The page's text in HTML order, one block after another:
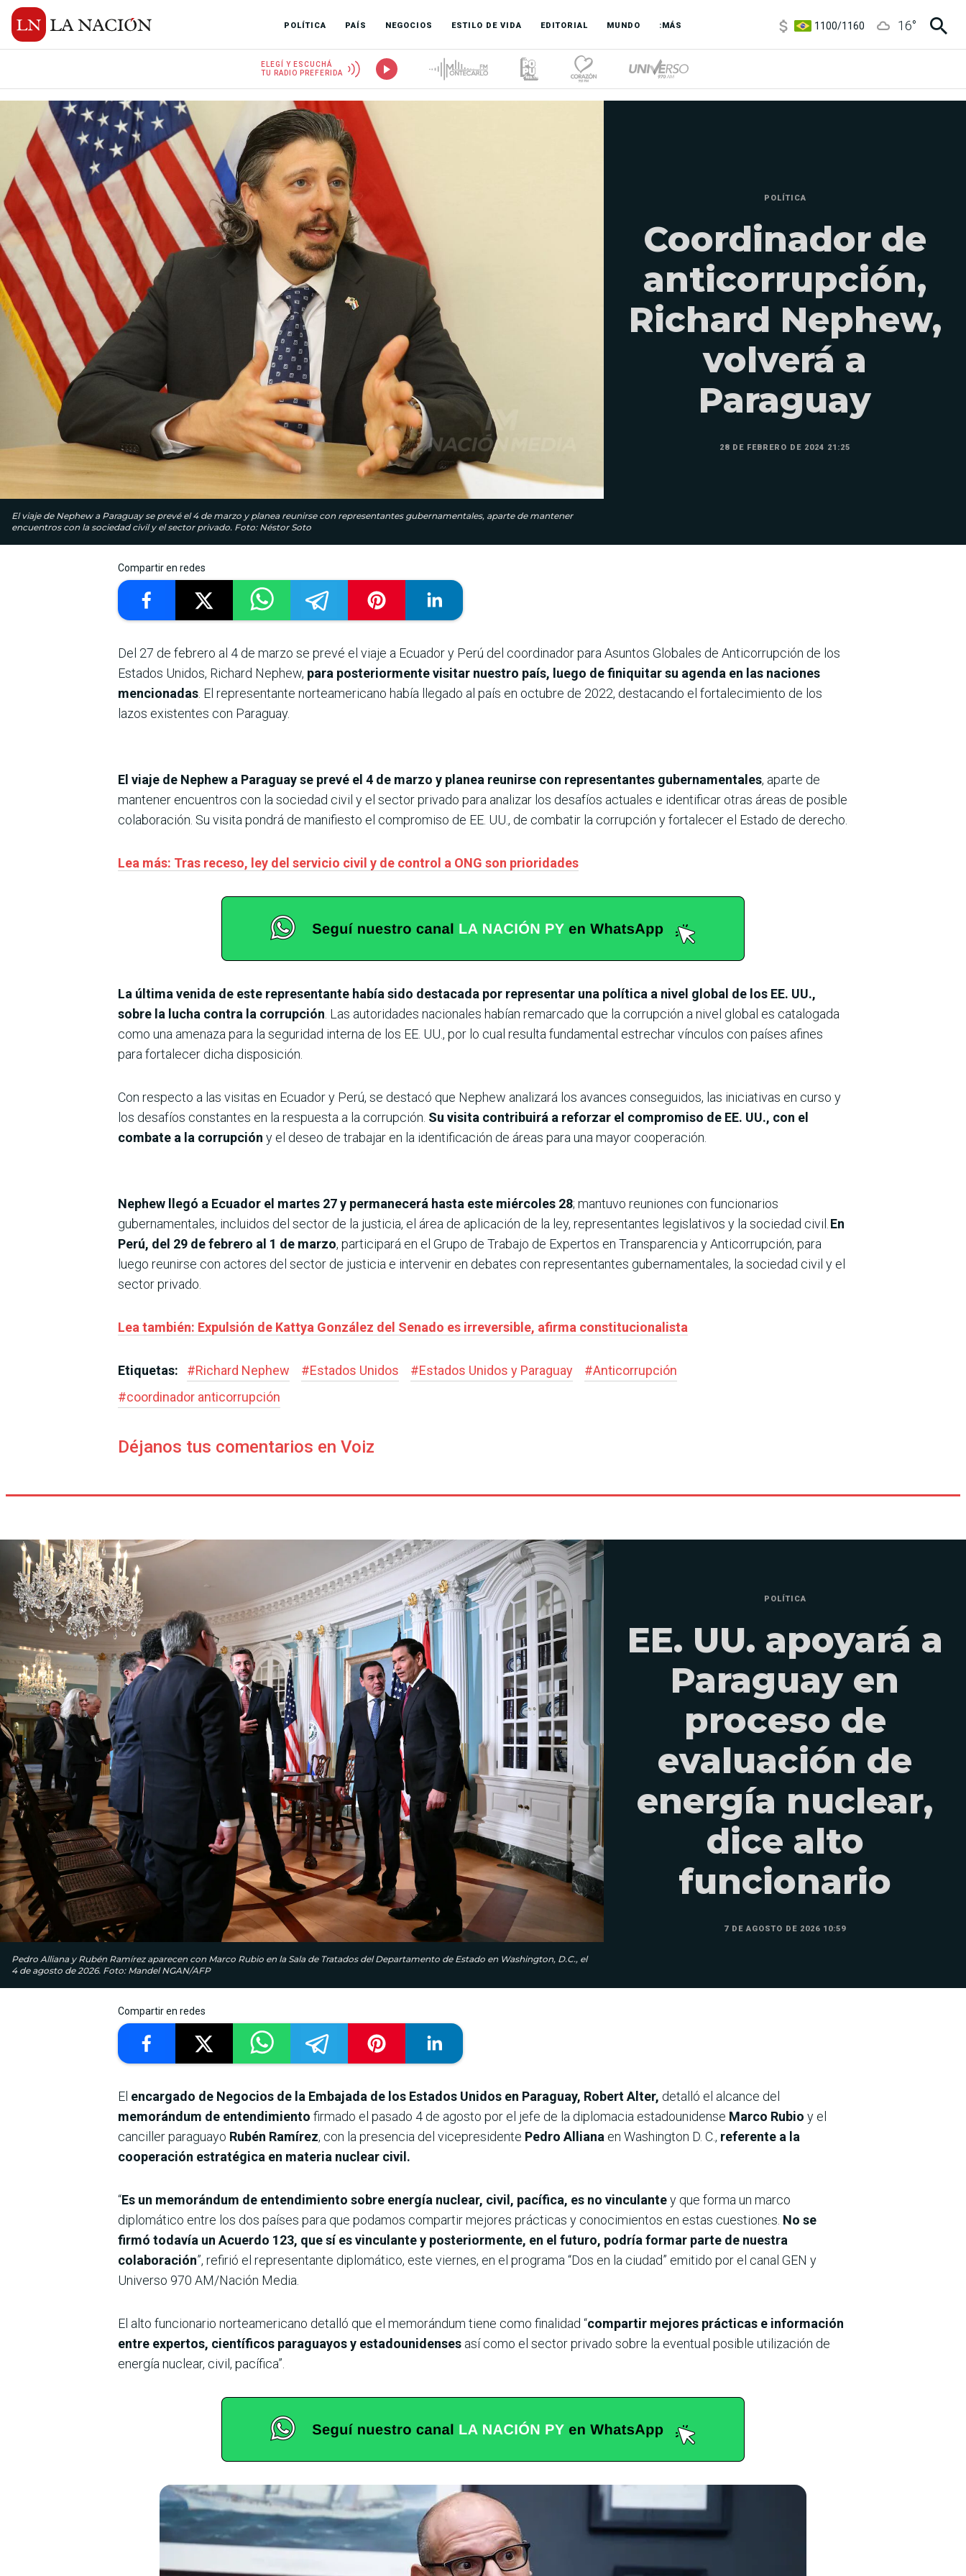
POLÍTICA PAÍS NEGOCIOS ESTILO DE VIDA EDITORIAL MUNDO :MÁS
3,8/4
16°
ELEGÍ Y ESCUCHÁ
TU RADIO PREFERIDA
El viaje de Nephew a Paraguay se prevé el 4 de marzo y planea reunirse con representantes gubernamentales, aparte de mantener
encuentros con la sociedad civil y el sector privado. Foto: Néstor Soto
POLÍTICA
Coordinador de
anticorrupción,
Richard Nephew,
volverá a
Paraguay
28 DE FEBRERO DE 2024 21:25
Compartir en redes
Del 27 de febrero al 4 de marzo se prevé el viaje a Ecuador y Perú del coordinador para Asuntos Globales de Anticorrupción de los
Estados Unidos, Richard Nephew, para posteriormente visitar nuestro país, luego de finiquitar su agenda en las naciones
mencionadas . El representante norteamericano había llegado al país en octubre de 2022, destacando el fortalecimiento de los
lazos existentes con Paraguay.
El viaje de Nephew a Paraguay se prevé el 4 de marzo y planea reunirse con representantes gubernamentales, aparte de
mantener encuentros con la sociedad civil y el sector privado para analizar los desafíos actuales e identificar otras áreas de posible
colaboración. Su visita pondrá de manifiesto el compromiso de EE. UU., de combatir la corrupción y fortalecer el Estado de derecho.
Lea más: Tras receso, ley del servicio civil y de control a ONG son prioridades
La última venida de este representante había sido destacada por representar una política a nivel global de los EE. UU.,
sobre la lucha contra la corrupción . Las autoridades nacionales habían remarcado que la corrupción a nivel global es catalogada
como una amenaza para la seguridad interna de los EE. UU., por lo cual resulta fundamental estrechar vínculos con países afines
para fortalecer dicha disposición.
Con respecto a las visitas en Ecuador y Perú, se destacó que Nephew analizará los avances conseguidos, las iniciativas en curso y
los desafíos constantes en la respuesta a la corrupción. Su visita contribuirá a reforzar el compromiso de EE. UU., con el
combate a la corrupción y el deseo de trabajar en la identificación de áreas para una mayor cooperación.
Nephew llegó a Ecuador el martes 27 y permanecerá hasta este miércoles 28; mantuvo reuniones con funcionarios
gubernamentales, incluidos del sector de la justicia, el área de aplicación de la ley, representantes legislativos y la sociedad civil. En
Perú, del 29 de febrero al 1 de marzo, participará en el Grupo de Trabajo de Expertos en Transparencia y Anticorrupción, para
luego reunirse con actores del sector de justicia e intervenir en debates con representantes gubernamentales, la sociedad civil y el
sector privado.
Lea también: Expulsión de Kattya González del Senado es irreversible, afirma constitucionalista
Etiquetas: #Richard Nephew #Estados Unidos #Estados Unidos y Paraguay #Anticorrupción
#coordinador anticorrupción
Déjanos tus comentarios en Voiz
Pedro Alliana y Rubén Ramírez aparecen con Marco Rubio en la Sala de Tratados del Departamento de Estado en Washington, D.C., el
4 de agosto de 2026. Foto: Mandel NGAN/AFP
POLÍTICA
EE. UU. apoyará a
Paraguay en
proceso de
evaluación de
energía nuclear,
dice alto
funcionario
7 DE AGOSTO DE 2026 10:59
Compartir en redes
El encargado de Negocios de la Embajada de los Estados Unidos en Paraguay, Robert Alter, detalló el alcance del
memorándum de entendimiento firmado el pasado 4 de agosto por el jefe de la diplomacia estadounidense Marco Rubio y el
canciller paraguayo Rubén Ramírez, con la presencia del vicepresidente Pedro Alliana en Washington D. C., referente a la
cooperación estratégica en materia nuclear civil.
“Es un memorándum de entendimiento sobre energía nuclear, civil, pacífica, es no vinculantey que forma un marco
diplomático entre los dos países para que podamos compartir mejores prácticas y conocimientos en estas cuestiones. No se
firmó todavía un Acuerdo 123, que sí es vinculante y posteriormente, en el futuro, podría formar parte de nuestra
colaboración”, refirió el representante diplomático, este viernes, en el programa “Dos en la ciudad” emitido por el canal GEN y
Universo 970 AM/Nación Media.
El alto funcionario norteamericano detalló que el memorándum tiene como finalidad “compartir mejores prácticas e información
entre expertos, científicos paraguayos y estadounidenses así como el sector privado sobre la eventual posible utilización de
energía nuclear, civil, pacífica”.